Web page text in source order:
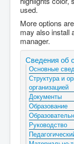
used.
More options
may also install
manager.
Сведения об
Основные
Структура и
организацией
Документы
Образование
Руководство